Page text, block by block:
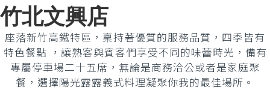
竹北文興店
座落新竹高鐵特區，稟持著優質的服務品質，四季皆有
特色餐點 ，讓熟客與賓客們享受不同的味蕾時光，備有
專屬停車場二十五席，無論是商務洽公或者是家庭聚
餐，選擇陽光露露義式料理凝聚你我的最佳場所。